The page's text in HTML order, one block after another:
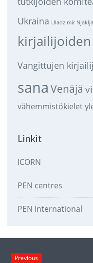
Ukraina Uladzimir
Vangittujen
sana Venäjä
vähemmistökielet
Linkit
ICORN
PEN centres
PEN International
Previous